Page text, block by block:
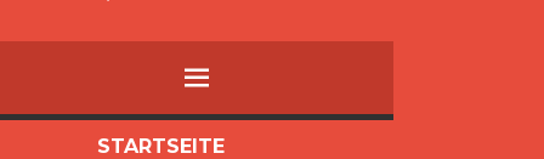
MENÜ
STARTSEITE